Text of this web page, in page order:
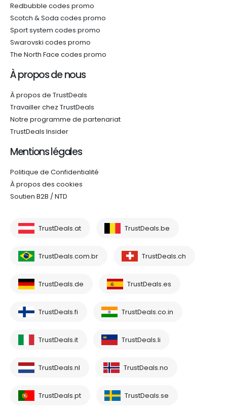
Redbubble codes promo
Scotch & Soda codes promo
Sport system codes promo
Swarovski codes promo
The North Face codes promo
À propos de nous
À propos de TrustDeals
Travailler chez TrustDeals
Notre programme de partenariat
TrustDeals Insider
Mentions légales
Politique de Confidentialité
À propos des cookies
Soutien B2B / NTD
TrustDeals.at TrustDeals.be
TrustDeals.com.br TrustDeals.ch
TrustDeals.de TrustDeals.es
TrustDeals.fi TrustDeals.co.in
TrustDeals.it TrustDeals.li
TrustDeals.nl TrustDeals.no
TrustDeals.pt TrustDeals.se